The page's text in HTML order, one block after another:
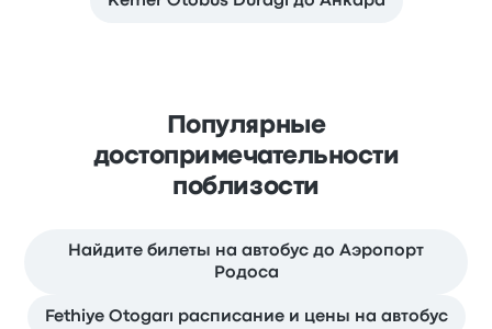
Популярные
достопримечательности
поблизости
Найдите билеты на автобус до Аэропорт
Родоса
Fethiye Otogarı расписание и цены на автобус